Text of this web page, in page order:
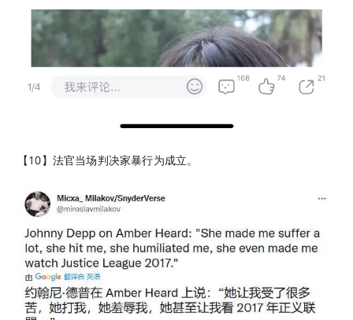
【10】法官当场判决家暴行为成立。